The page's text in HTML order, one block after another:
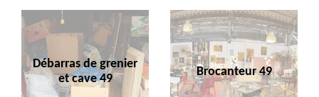
Débarras de grenier
et cave 49
Brocanteur 49